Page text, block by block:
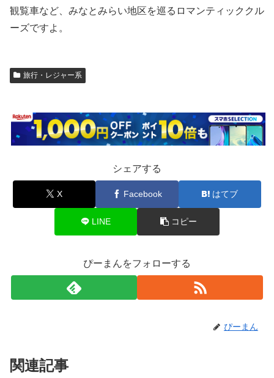
観覧車など、みなとみらい地区を巡るロマンティッククル
ーズですよ。
旅行・レジャー系
シェアする
X Facebook はてブ
LINE コピー
ぴーまんをフォローする
ぴーまん
関連記事